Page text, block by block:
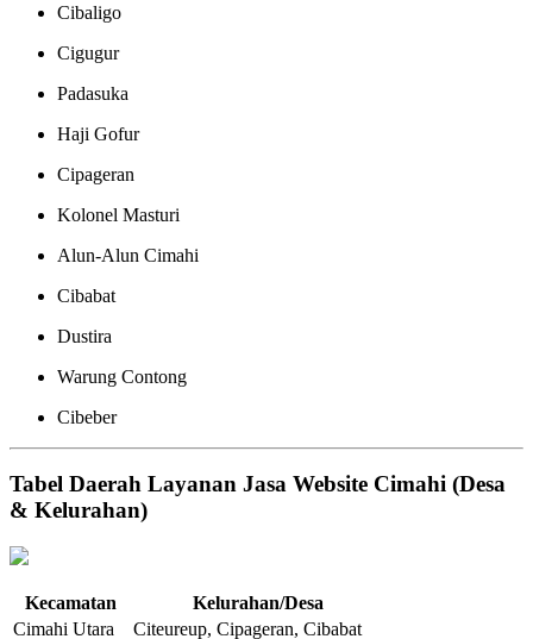
Cibaligo
Cigugur
Padasuka
Haji Gofur
Cipageran
Kolonel Masturi
Alun-Alun Cimahi
Cibabat
Dustira
Warung Contong
Cibeber
Tabel Daerah Layanan Jasa Website Cimahi (Desa
& Kelurahan)
Kecamatan
Kelurahan/Desa
Cimahi Utara
Citeureup, Cipageran, Cibabat